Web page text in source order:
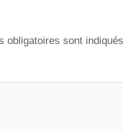
obligatoires sont